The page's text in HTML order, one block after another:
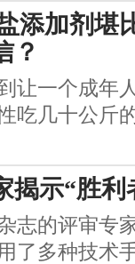
添加剂堪
？
让一个成年
吃几十公斤
揭示“胜利
志的评审专
了多种技术